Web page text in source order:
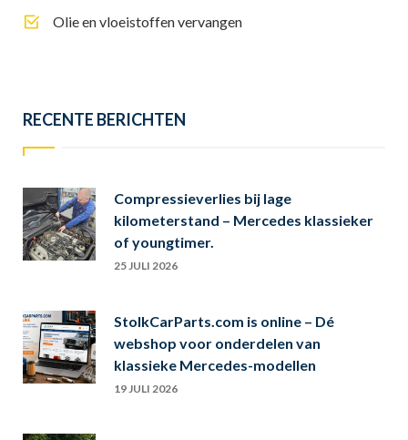
Olie en vloeistoffen vervangen
RECENTE BERICHTEN
Compressieverlies bij lage
kilometerstand – Mercedes klassieker
of youngtimer.
25 JULI 2026
StolkCarParts.com is online – Dé
webshop voor onderdelen van
klassieke Mercedes-modellen
19 JULI 2026